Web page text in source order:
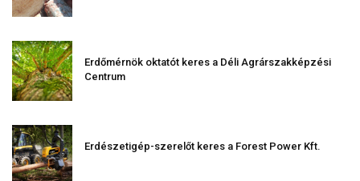
Erdőmérnök oktatót keres a Déli Agrárszakképzési
Centrum
Erdészetigép-szerelőt keres a Forest Power Kft.